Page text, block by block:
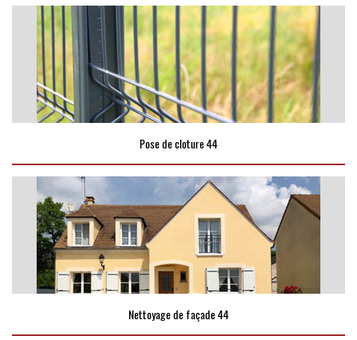
Pose de cloture 44
Nettoyage de façade 44